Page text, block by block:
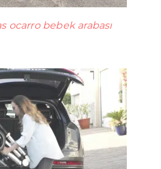
ocarro bebek arabası